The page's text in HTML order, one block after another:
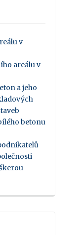
v
areálu v
a jeho
betonu